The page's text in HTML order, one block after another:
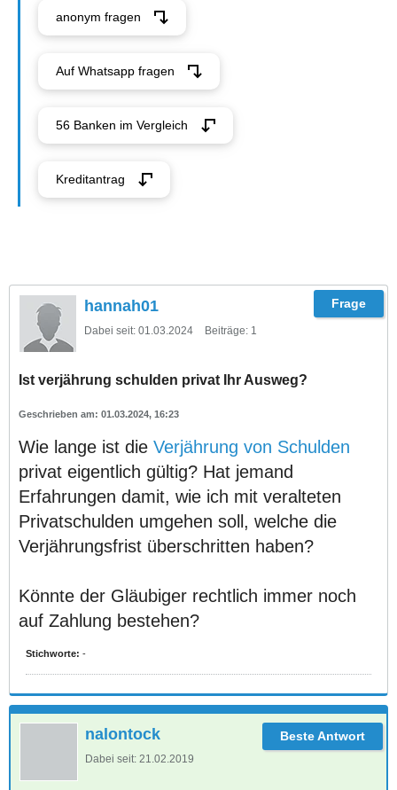
anonym fragen
Auf Whatsapp fragen
56 Banken im Vergleich
Kreditantrag
hannah01
Dabei seit: 01.03.2024 Beiträge: 1
Ist verjährung schulden privat Ihr Ausweg?
01.03.2024, 16:23
Wie lange ist die Verjährung von Schulden
privat eigentlich gültig? Hat jemand
Erfahrungen damit, wie ich mit veralteten
Privatschulden umgehen soll, welche die
Verjährungsfrist überschritten haben?
Könnte der Gläubiger rechtlich immer noch
auf Zahlung bestehen?
Stichworte: -
nalontock
Dabei seit: 21.02.2019